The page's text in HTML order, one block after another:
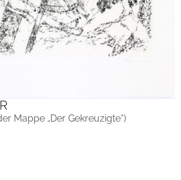
Mappe „Der Gekreuzigte“)